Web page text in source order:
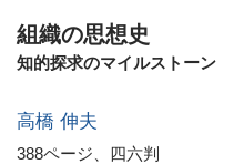
組織の思想史
知的探求のマイルストーン
高橋 伸夫
388ページ、四六判